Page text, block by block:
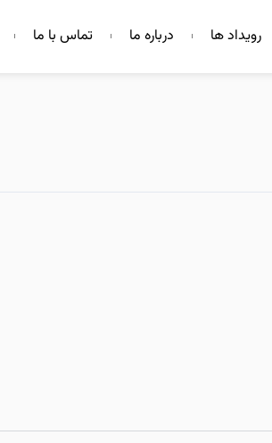
رویداد ها درباره ما تماس با ما